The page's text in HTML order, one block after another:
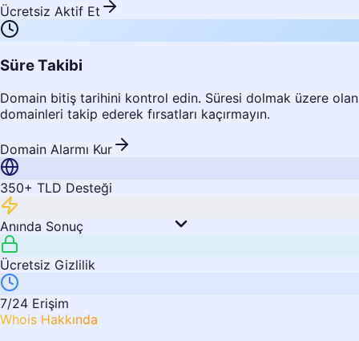
Ücretsiz Aktif Et
Süre Takibi
Domain bitiş tarihini kontrol edin. Süresi dolmak üzere olan
domainleri takip ederek fırsatları kaçırmayın.
Domain Alarmı Kur
350+ TLD Desteği
Anında Sonuç
Ücretsiz Gizlilik
7/24 Erişim
Whois Hakkında